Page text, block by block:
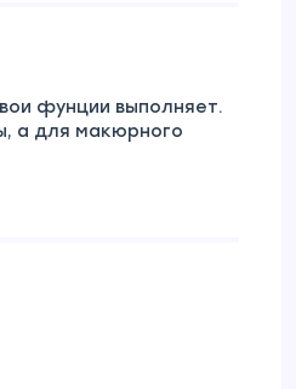
фунции выполняет.
а для макюрного